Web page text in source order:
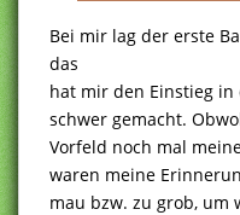
Bei mir lag der erste
das
hat mir den Einstieg in
schwer gemacht.
Vorfeld noch mal
waren meine
mau bzw. zu grob, um